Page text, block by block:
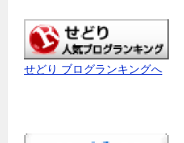
せどり ブログランキングへ